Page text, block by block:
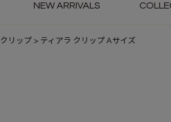
NEW ARRIVALS
クリップ ティアラ クリップ Aサイズ